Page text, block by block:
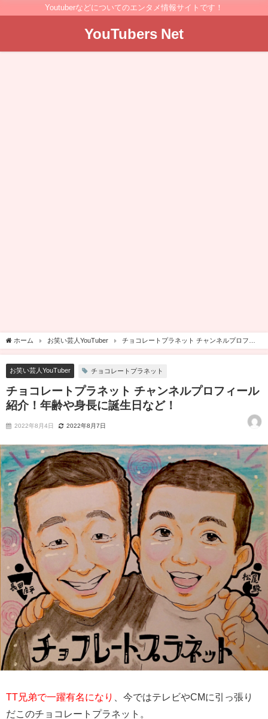
Youtuberなどについてのエンタメ情報サイトです！
YouTubers Net
ホーム お笑い芸人YouTuber
チョコレートプラネット チャンネルプロフィ
ール紹介！年齢や身長に誕生日など！
お笑い芸人YouTuber チョコレートプラネット
チョコレートプラネット チャンネルプロフィール
紹介！年齢や身長に誕生日など！
2022年8月4日 2022年8月7日
TT兄弟で一躍有名になり
、今ではテレビやCMに引っ張り
だこのチョコレートプラネット。